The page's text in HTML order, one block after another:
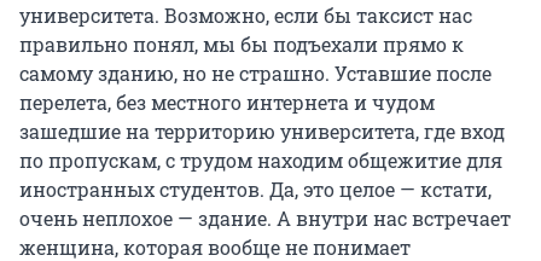
университета. Возможно, если бы таксист нас
правильно понял, мы бы подъехали прямо к
самому зданию, но не страшно. Уставшие после
перелета, без местного интернета и чудом
зашедшие на территорию университета, где вход
по пропускам, с трудом находим общежитие для
иностранных студентов. Да, это целое — кстати,
очень неплохое — здание. А внутри нас встречает
женщина, которая вообще не понимает